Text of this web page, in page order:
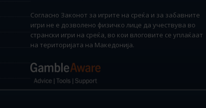
Согласно Законот за игрите на среќа и за забавните
игри не е дозволено физичко лице да учествува во
странски игри на среќа, во кои влоговите се уплаќаат
на територијата на Македонија.